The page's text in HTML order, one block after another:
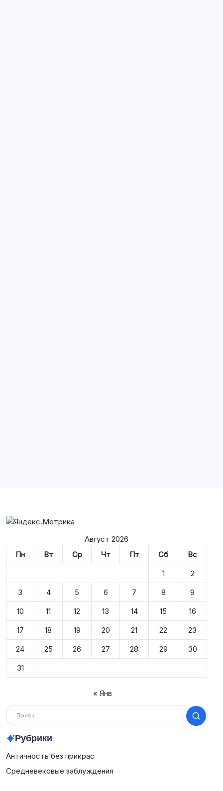
Август 2026
Пн
Вт Ср Чт Пт Сб
Вс
1
2
3
4 5 6 7 8
9
10
11 12 13 14 15
16
17
18 19 20 21 22
23
24
25 26 27 28 29
30
31
« Янв
Поиск
Рубрики
Античность без прикрас
Средневековые заблуждения